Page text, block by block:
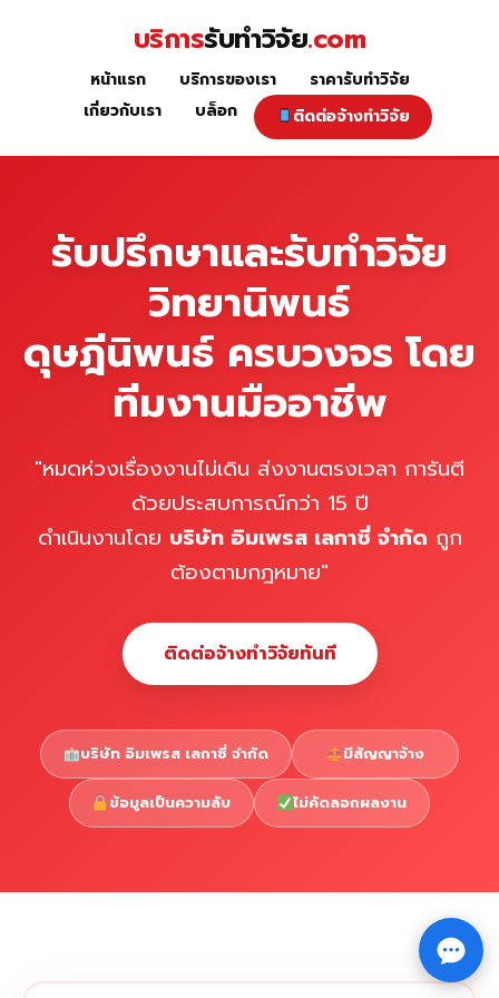
หน้าแรก
Copyright © 2026 รับทำวิจัย รับทำวิทยานิพนธ์ รับทำ⇧
บริการรับทำวิจัย.com
หน้าแรก บริการของเรา
ราคารับทำวิจัย
เกี่ยวกับเรา
บล็อก ติดต่อจ้างทำวิจัย
รับปรึกษาและรับทำวิจัย
วิทยานิพนธ์
ดุษฎีนิพนธ์ ครบวงจร โดย
ทีมงานมืออาชีพ
"หมดห่วงเรื่องงานไม่เดิน ส่งงานตรงเวลา การันตี
ด้วยประสบการณ์กว่า 15 ปี
ดำเนินงานโดย บริษัท อิมเพรส เลกาซี่ จำกัด ถูก
ต้องตามกฎหมาย"
ติดต่อจ้างทำวิจัยทันที
บริษัท อิมเพรส เลกาซี่ จำกัด มีสัญญาจ้าง
ข้อมูลเป็นความลับ ไม่คัดลอกผลงาน